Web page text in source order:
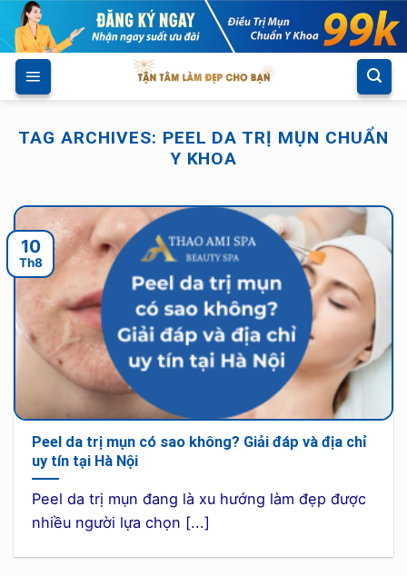
Skip
to
content
TAG ARCHIVES: PEEL DA TRỊ MỤN CHUẨN
Y KHOA
Peel da trị mụn có sao không? Giải đáp và địa chỉ
uy tín tại Hà Nội
Peel da trị mụn đang là xu hướng làm đẹp được
nhiều người lựa chọn [...]
10
Th8